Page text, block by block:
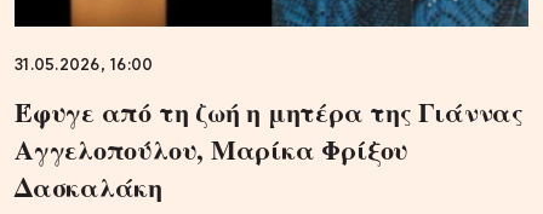
31.05.2026, 16:00
Έφυγε από τη ζωή η μητέρα της Γιάννας
Αγγελοπούλου, Μαρίκα Φρίξου
Δασκαλάκη